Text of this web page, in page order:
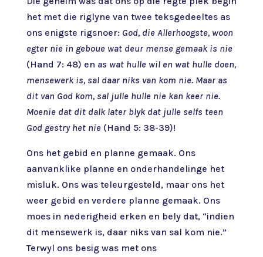
het met die riglyne van twee teksgedeeltes as
ons enigste rigsnoer: God, die Allerhoogste, woon
egter nie in geboue wat deur mense gemaak is nie
(Hand 7: 48) en as wat hulle wil en wat hulle doen,
mensewerk is, sal daar niks van kom nie. Maar as
dit van God kom, sal julle hulle nie kan keer nie.
Moenie dat dit dalk later blyk dat julle selfs teen
God gestry het nie (Hand 5: 38-39)!
Ons het gebid en planne gemaak. Ons
aanvanklike planne en onderhandelinge het
misluk. Ons was teleurgesteld, maar ons het
weer gebid en verdere planne gemaak. Ons
moes in nederigheid erken en bely dat, “indien
dit mensewerk is, daar niks van sal kom nie.”
Terwyl ons besig was met ons